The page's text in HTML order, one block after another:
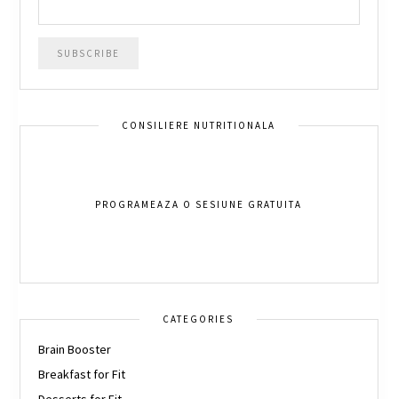
CONSILIERE NUTRITIONALA
PROGRAMEAZA O SESIUNE GRATUITA
CATEGORIES
Brain Booster
Breakfast for Fit